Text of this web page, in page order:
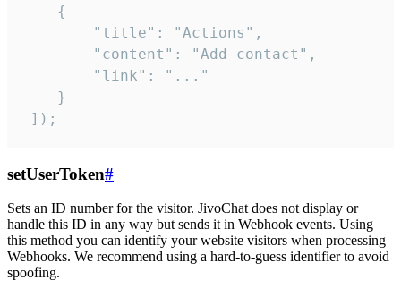
    {
        "title": "Actions",
        "content": "Add contact",
        "link": "..."
    }
]);
setUserToken#
Sets an ID number for the visitor. JivoChat does not display or
handle this ID in any way but sends it in Webhook events. Using
this method you can identify your website visitors when processing
Webhooks. We recommend using a hard-to-guess identifier to avoid
spoofing.